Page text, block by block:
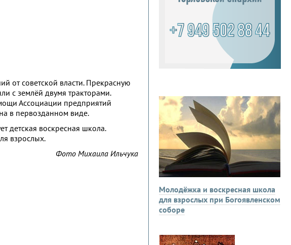
от советской власти. Прекрасную
с землёй двумя тракторами.
Ассоциации предприятий
в первозданном виде.
детская воскресная школа.
взрослых.
Фото Михаила Ильчука
Молодёжка и воскресная школа
для взрослых при Богоявленском
соборе